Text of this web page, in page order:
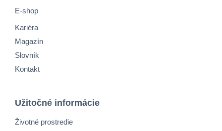
E-shop
Kariéra
Magazín
Slovník
Kontakt
Užitočné informácie
Životné prostredie